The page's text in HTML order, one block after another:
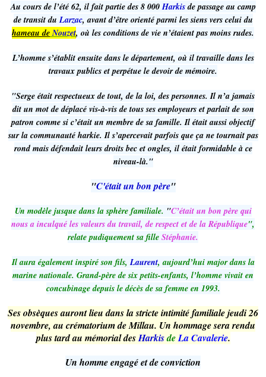
Au cours de l’été 62, il fait partie des 8 000Harkisde passage au camp
de transit duLarzac, avant d’être orienté parmi les siens vers celui du
hameau de Nouzet, où les conditions de vie n’étaient pas moins rudes.
L’homme s’établit ensuite dans le département, où il travaille dans les
travaux publics et perpétue le devoir de mémoire.
"Serge était respectueux de tout, de la loi, des personnes. Il n’a jamais
dit un mot de déplacé vis-à-vis de tous ses employeurs et parlait de son
patron comme si c’était un membre de sa famille. Il était aussi objectif
sur la communauté harkie. Il s’apercevait parfois que ça ne tournait pas
rond mais défendait leurs droits bec et ongles, il était formidable à ce
niveau-là."
"C'était un bon père"
Un modèle jusque dans la sphère familiale. "C’était un bon père qui
nous a inculqué les valeurs du travail, de respect et de la République",
relate pudiquement sa fille Stéphanie.
Il aura également inspiré son fils, Laurent, aujourd’hui major dans la
marine nationale. Grand-père de six petits-enfants, l’homme vivait en
concubinage depuis le décès de sa femme en 1993.
Ses obsèques auront lieu dans la stricte intimité familiale jeudi 26
novembre, au crématorium de Millau. Un hommage sera rendu
plus tard au mémorial desHarkisdeLa Cavalerie.
Un homme engagé et de conviction